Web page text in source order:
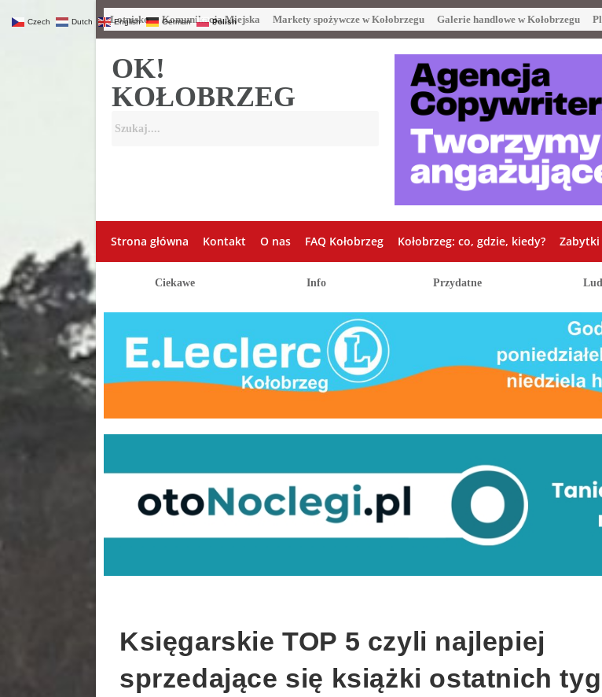
Lotnisko Komunikacja Miejska Markety spożywcze w Kołobrzegu Galerie handlowe w Kołobrzegu
OK!
KOŁOBRZEG
Strona główna Kontakt O nas FAQ Kołobrzeg Kołobrzeg: co, gdzie, kiedy? Zabytki
Ciekawe Info Przydatne
Księgarskie TOP 5 czyli najlepiej
sprzedające się książki ostatnich
Czech Dutch English German Polish